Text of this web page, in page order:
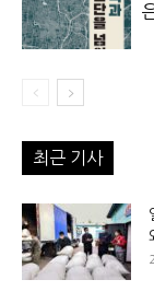
최근 기사